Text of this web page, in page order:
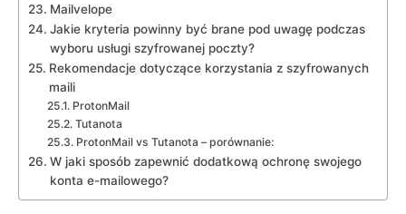
Mailvelope
Jakie kryteria powinny być brane pod uwagę podczas
wyboru usługi szyfrowanej poczty?
Rekomendacje dotyczące korzystania z szyfrowanych
maili
ProtonMail
Tutanota
ProtonMail vs Tutanota – porównanie:
W jaki sposób zapewnić dodatkową ochronę swojego
konta e-mailowego?